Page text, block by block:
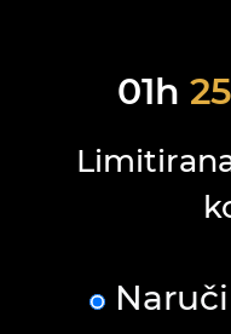
01h 25
Naruči